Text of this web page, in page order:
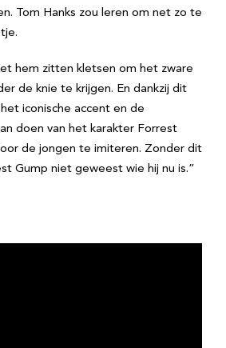
Tom Hanks zou leren om net zo te
hem zitten kletsen om het zware
de knie te krijgen. En dankzij dit
iconische accent en de
doen van het karakter Forrest
de jongen te imiteren. Zonder dit
Gump niet geweest wie hij nu is.”